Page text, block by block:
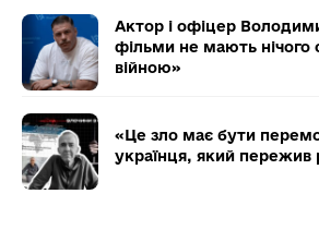
Актор і офіцер
фільми не мають нічого
війною»
«Це зло має бути
українця, який пережив